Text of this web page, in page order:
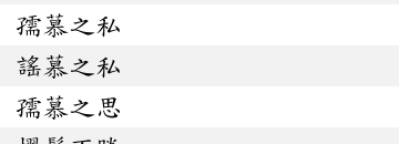
孺慕之私
謠慕之私
孺慕之思